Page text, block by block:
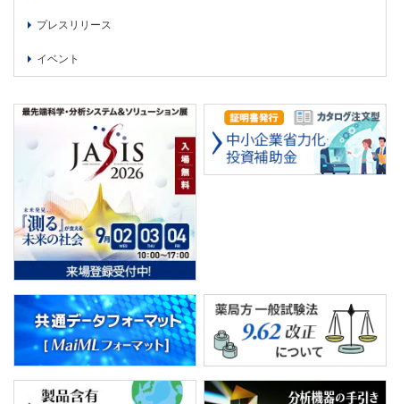
プレスリリース
イベント